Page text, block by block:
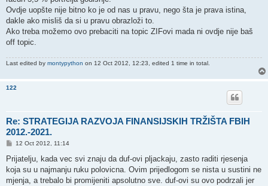
Ovdje uopšte nije bitno ko je od nas u pravu, nego šta je prava istina,
dakle ako misliš da si u pravu obrazloži to.
Ako treba možemo ovo prebaciti na topic ZIFovi mada ni ovdje nije baš
off topic.
Last edited by montypython on 12 Oct 2012, 12:23, edited 1 time in total.
122
Re: STRATEGIJA RAZVOJA FINANSIJSKIH TRŽIŠTA FBIH
2012.-2021.
P
s
12 Oct 2012, 11:14
Prijatelju, kada vec svi znaju da duf-ovi pljackaju, zasto raditi rjesenja
koja su u najmanju ruku polovicna. Ovim prijedlogom se nista u sustini ne
mjenja, a trebalo bi promijeniti apsolutno sve. duf-ovi su ovo podrzali jer